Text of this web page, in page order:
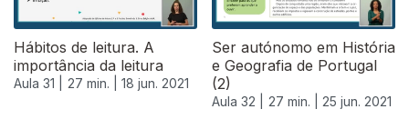
Hábitos de leitura. A
importância da leitura
Aula 31 | 27 min. | 18 jun. 2021
Ser autónomo em História
e Geografia de Portugal
(2)
Aula 32 | 27 min. | 25 jun. 2021